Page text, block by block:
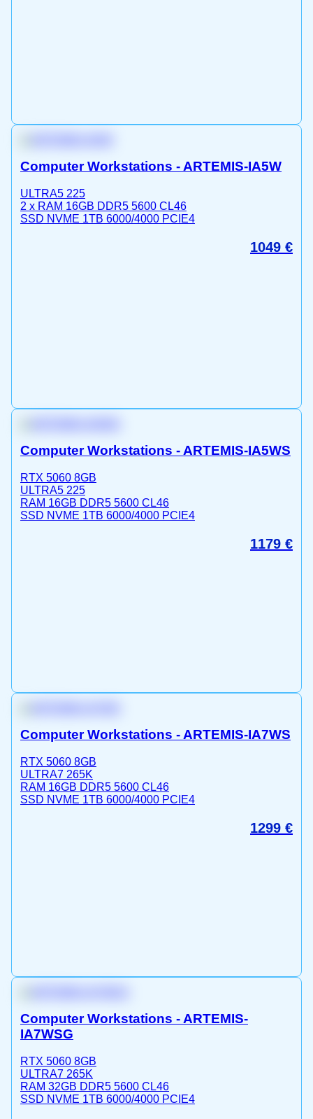
Computer Workstations - ARTEMIS-IA5W
ULTRA5 225
2 x RAM 16GB DDR5 5600 CL46
SSD NVME 1TB 6000/4000 PCIE4
1049 €
Computer Workstations - ARTEMIS-IA5WS
RTX 5060 8GB
ULTRA5 225
RAM 16GB DDR5 5600 CL46
SSD NVME 1TB 6000/4000 PCIE4
1179 €
Computer Workstations - ARTEMIS-IA7WS
RTX 5060 8GB
ULTRA7 265K
RAM 16GB DDR5 5600 CL46
SSD NVME 1TB 6000/4000 PCIE4
1299 €
Computer Workstations - ARTEMIS-
IA7WSG
RTX 5060 8GB
ULTRA7 265K
RAM 32GB DDR5 5600 CL46
SSD NVME 1TB 6000/4000 PCIE4